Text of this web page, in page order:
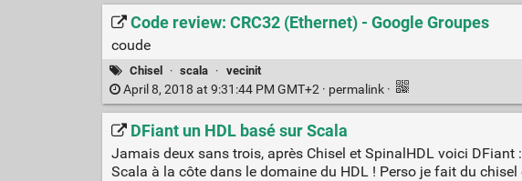
Code review: CRC32 (Ethernet) - Google Groupes
coude
Chisel · scala · vecinit
April 8, 2018 at 9:31:44 PM GMT+2 · permalink ·
DFiant un HDL basé sur Scala
Jamais deux sans trois, après Chisel et SpinalHDL voici
Scala à la côte dans le domaine du HDL ! Perso je fait du